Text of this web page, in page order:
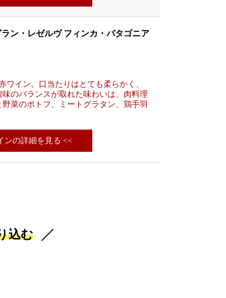
ン・レゼルヴ フィンカ・パタゴニア
ワイン。口当たりはとても柔らかく、
のバランスが取れた味わいは、肉料理
菜のポトフ、ミートグラタン、鶏手羽
ンの詳細を見る <<
込む